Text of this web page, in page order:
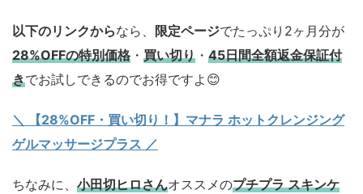
以下のリンクからなら、 限定ページでたっぷり2ヶ月分が
28%OFFの特別価格 ・ 買い切り ・ 45日間全額返金保証付
きでお試しできるのでお得ですよ😊
＼ 【28%OFF・買い切り！】マナラ ホットクレンジング
ゲルマッサージプラス ／
ちなみに、 小田切ヒロさんオススメのプチプラ スキンケ